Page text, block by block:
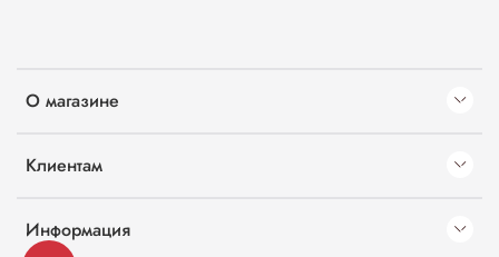
О магазине
Клиентам
Информация